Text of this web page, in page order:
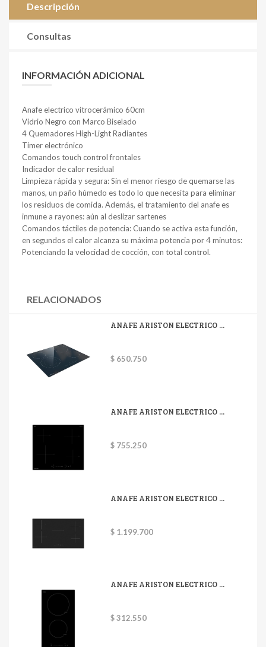
Descripción
Consultas
INFORMACIÓN ADICIONAL
Anafe electrico vitrocerámico 60cm
Vidrio Negro con Marco Biselado
4 Quemadores High-Light Radiantes
Timer electrónico
Comandos touch control frontales
Indicador de calor residual
Limpieza rápida y segura: Sin el menor riesgo de quemarse las
manos, un paño húmedo es todo lo que necesita para eliminar
los residuos de comida. Además, el tratamiento del anafe es
inmune a rayones: aún al deslizar sartenes
Comandos táctiles de potencia: Cuando se activa esta función,
en segundos el calor alcanza su máxima potencia por 4 minutos:
Potenciando la velocidad de cocción, con total control.
RELACIONADOS
ANAFE ARISTON ELECTRICO ...
$ 650.750
ANAFE ARISTON ELECTRICO ...
$ 755.250
ANAFE ARISTON ELECTRICO ...
$ 1.199.700
ANAFE ARISTON ELECTRICO ...
$ 312.550